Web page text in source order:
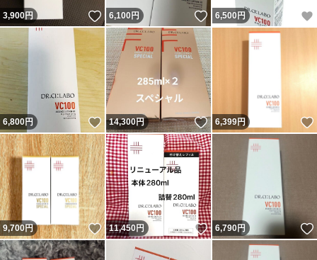
3,900円 いいね！
6,100円 いいね！
6,500円
6,800円 いいね！
14,300円 いいね！
6,399円
9,700円 いいね！
11,450円 いいね！
6,790円